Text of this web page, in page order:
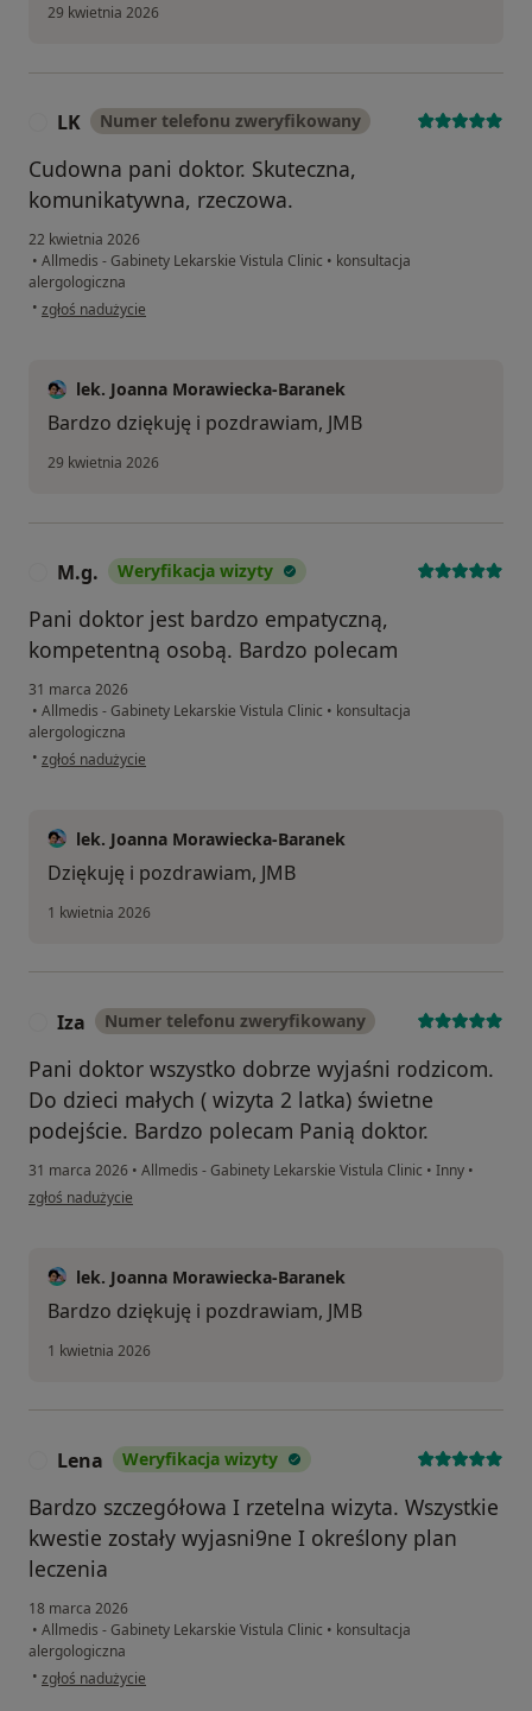
29 kwietnia 2026
LK Numer telefonu zweryfikowany
Cudowna pani doktor. Skuteczna,
komunikatywna, rzeczowa.
22 kwietnia 2026
• Allmedis - Gabinety Lekarskie Vistula Clinic • konsultacja
alergologiczna
• w opinii użytkownika LK
zgłoś nadużycie
lek. Joanna Morawiecka-Baranek
Bardzo dziękuję i pozdrawiam, JMB
29 kwietnia 2026
M.g. Weryfikacja wizyty
Pani doktor jest bardzo empatyczną,
kompetentną osobą. Bardzo polecam
31 marca 2026
• Allmedis - Gabinety Lekarskie Vistula Clinic • konsultacja
alergologiczna
• w opinii użytkownika M.g.
zgłoś nadużycie
lek. Joanna Morawiecka-Baranek
Dziękuję i pozdrawiam, JMB
1 kwietnia 2026
Iza Numer telefonu zweryfikowany
Pani doktor wszystko dobrze wyjaśni rodzicom.
Do dzieci małych ( wizyta 2 latka) świetne
podejście. Bardzo polecam Panią doktor.
31 marca 2026 • Allmedis - Gabinety Lekarskie Vistula Clinic • Inny •
w opinii użytkownika Iza
zgłoś nadużycie
lek. Joanna Morawiecka-Baranek
Bardzo dziękuję i pozdrawiam, JMB
1 kwietnia 2026
Lena Weryfikacja wizyty
Bardzo szczegółowa I rzetelna wizyta. Wszystkie
kwestie zostały wyjasni9ne I określony plan
leczenia
18 marca 2026
• Allmedis - Gabinety Lekarskie Vistula Clinic • konsultacja
alergologiczna
• w opinii użytkownika Lena
zgłoś nadużycie